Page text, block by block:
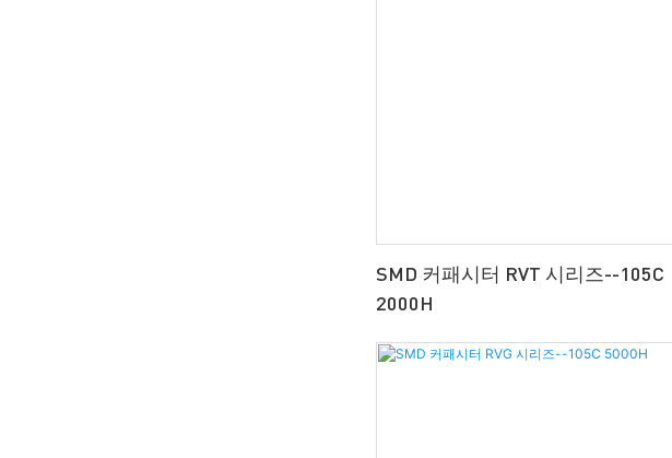
SMD 커패시터 RVT 시리즈--105C
2000H